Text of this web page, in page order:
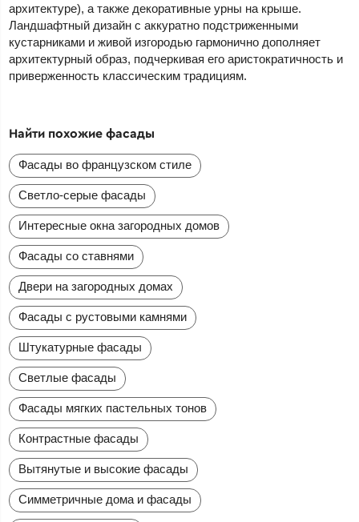
архитектуре), а также декоративные урны на крыше.
Ландшафтный дизайн с аккуратно подстриженными
кустарниками и живой изгородью гармонично дополняет
архитектурный образ, подчеркивая его аристократичность и
приверженность классическим традициям.
Найти похожие фасады
Фасады во французском стиле
Светло-серые фасады
Интересные окна загородных домов
Фасады со ставнями
Двери на загородных домах
Фасады с рустовыми камнями
Штукатурные фасады
Светлые фасады
Фасады мягких пастельных тонов
Контрастные фасады
Вытянутые и высокие фасады
Симметричные дома и фасады